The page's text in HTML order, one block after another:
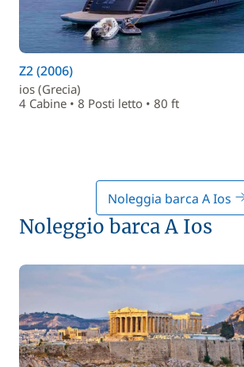
Z2 (2006)
ios (Grecia)
4 Cabine • 8 Posti letto • 80 ft
Noleggia barca A Ios
Noleggio barca A Ios